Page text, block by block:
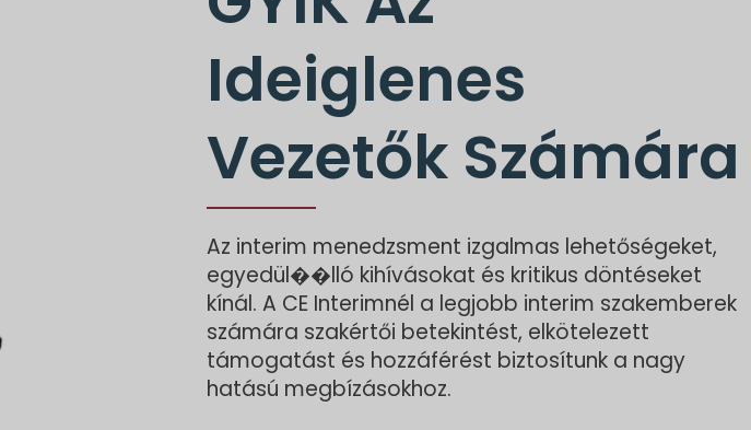
Ideiglenes
Vezetők Számára
Az interim menedzsment izgalmas lehetőségeket,
egyedül��lló kihívásokat és kritikus döntéseket
kínál. A CE Interimnél a legjobb interim szakemberek
számára szakértői betekintést, elkötelezett
támogatást és hozzáférést biztosítunk a nagy
hatású megbízásokhoz.